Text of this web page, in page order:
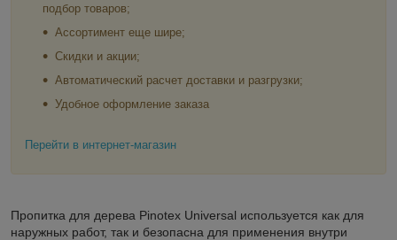
подбор товаров;
Ассортимент еще шире;
Скидки и акции;
Автоматический расчет доставки и разгрузки;
Удобное оформление заказа
Перейти в интернет-магазин
Пропитка для дерева Pinotex Universal используется как для
наружных работ, так и безопасна для применения внутри